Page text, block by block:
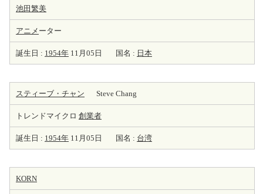
池田繁美
アニメ ーター
誕生日 : 1954年 11月05日 国名 : 日本
スティーブ・チャン Steve Chang
トレンドマイクロ 創業者
誕生日 : 1954年 11月05日 国名 : 台湾
KORN